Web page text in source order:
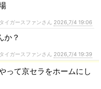
イガースファンさん 2026,7/4 19:06
か？
イガースファンさん 2026,7/4 19:39
って京セラをホームにし